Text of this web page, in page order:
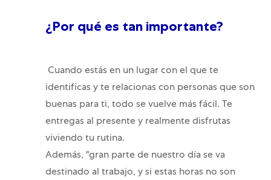
¿Por qué es tan importante?
Cuando estás en un lugar con el que te
identificas y te relacionas con personas que son
buenas para ti, todo se vuelve más fácil. Te
entregas al presente y realmente disfrutas
viviendo tu rutina.
Además, "gran parte de nuestro día se va
destinado al trabajo, y si estas horas no son